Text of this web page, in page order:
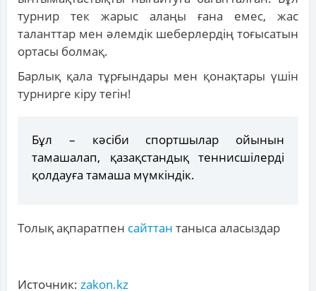
турнир тек жарыс алаңы ғана емес, жас
таланттар мен әлемдік шеберлердің тоғысатын
ортасы болмақ.
Барлық қала тұрғындары мен қонақтары үшін
турнирге кіру тегін!
Бұл – кәсіби спортшылар ойынын
тамашалап, қазақстандық теннисшілерді
қолдауға тамаша мүмкіндік.
Толық ақпаратпен сайттан таныса аласыздар
Источник: zakon.kz